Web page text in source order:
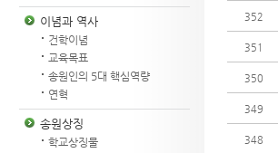
이념과 역사
건학이념
교육목표
송원인의 5대 핵심역량
연혁
송원상징
학교상징물
352
351
350
349
348